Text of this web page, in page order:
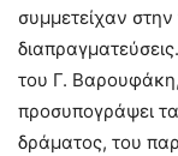
συμμετείχαν
του Γ.
προσυπογράψει
δράματος, του